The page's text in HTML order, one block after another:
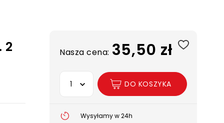
2 Nasza cena: 35,50 zł
Wybierz opcję
DO KOSZYKA
Wysyłamy w 24h